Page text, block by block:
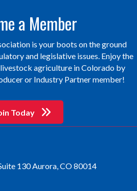
a Member
is your boots on the ground
and legislative issues. Enjoy the
agriculture in Colorado by
or Industry Partner member!
Today
130 Aurora, CO 80014